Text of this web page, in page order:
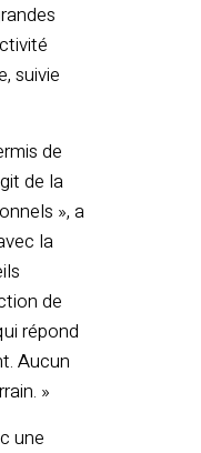
suivie
de
de la
», a
la
de
répond
Aucun
»
une